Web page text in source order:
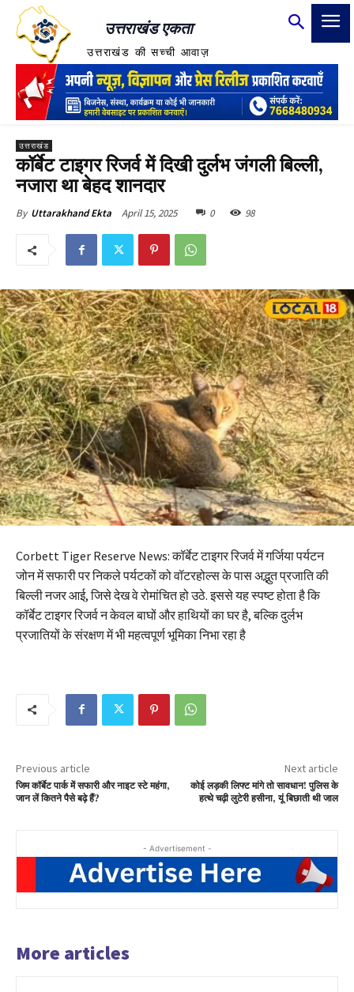
उत्तराखंड एकता
उत्तराखंड की सच्ची आवाज़
उत्तराखंड
कॉर्बेट टाइगर रिजर्व में दिखी दुर्लभ जंगली बिल्ली,
नजारा था बेहद शानदार
By Uttarakhand Ekta April 15, 2025 0 98
Corbett Tiger Reserve News: कॉर्बेट टाइगर रिजर्व में गर्जिया पर्यटन
जोन में सफारी पर निकले पर्यटकों को वॉटरहोल्स के पास अद्भुत प्रजाति की
बिल्ली नजर आई, जिसे देख वे रोमांचित हो उठे. इससे यह स्पष्ट होता है कि
कॉर्बेट टाइगर रिजर्व न केवल बाघों और हाथियों का घर है, बल्कि दुर्लभ
प्रजातियों के संरक्षण में भी महत्वपूर्ण भूमिका निभा रहा है
Previous article
जिम कॉर्बेट पार्क में सफारी और नाइट स्टे महंगा,
जान लें कितने पैसे बढ़े हैं?
Next article
कोई लड़की लिफ्ट मांगे तो सावधान! पुलिस के
हत्थे चढ़ी लुटेरी हसीना, यूं बिछाती थी जाल
- Advertisement -
More articles